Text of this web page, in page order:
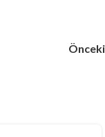
Önceki